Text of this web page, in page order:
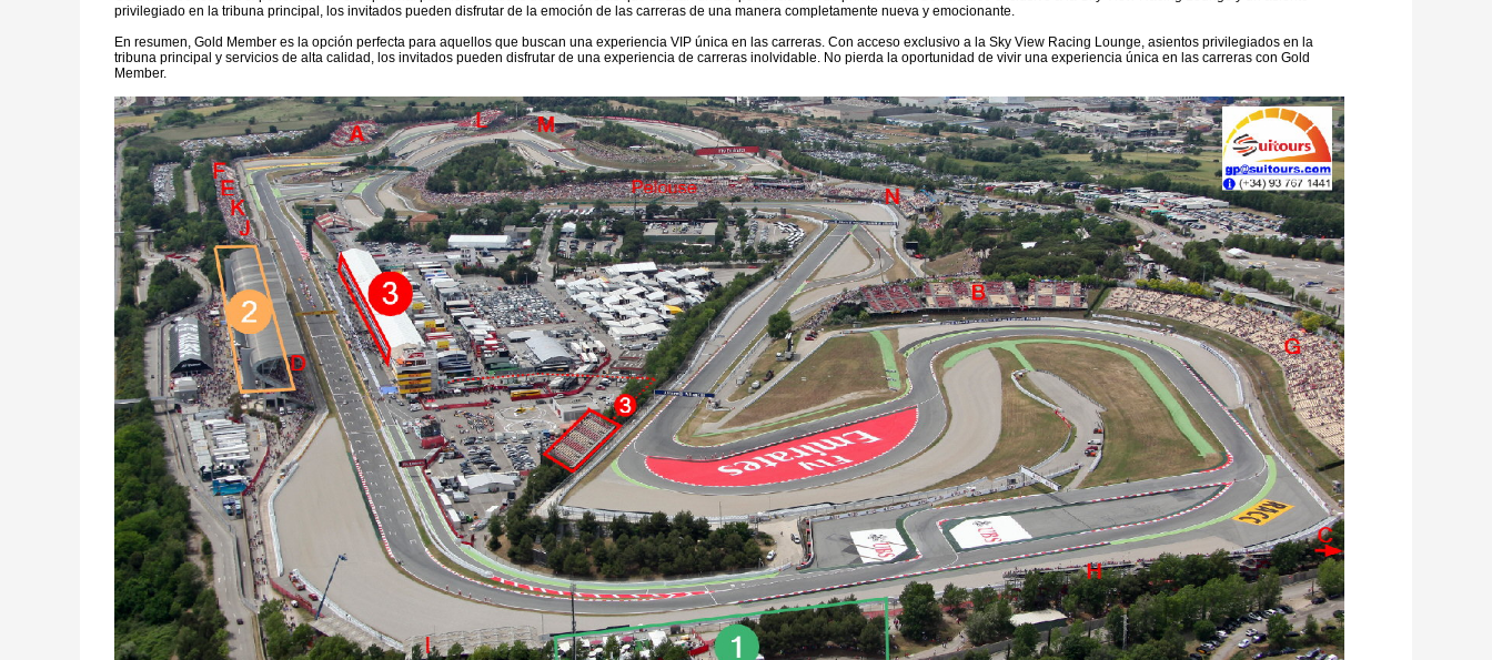
privilegiado en la tribuna principal, los invitados pueden disfrutar de la emoción de las carreras de una manera completamente nueva y emocionante.
En resumen, Gold Member es la opción perfecta para aquellos que buscan una experiencia VIP única en las carreras. Con acceso exclusivo a la Sky View Racing Lounge, asientos privilegiados en la
tribuna principal y servicios de alta calidad, los invitados pueden disfrutar de una experiencia de carreras inolvidable. No pierda la oportunidad de vivir una experiencia única en las carreras con Gold
Member.